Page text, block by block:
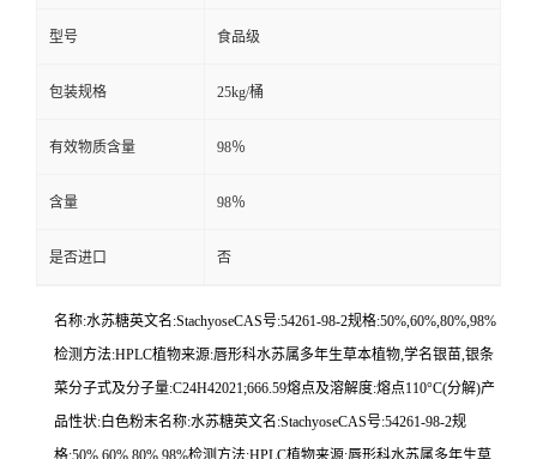
型号 食品级
包装规格 25kg/桶
有效物质含量 98％
含量 98％
是否进口 否
名称:水苏糖英文名:StachyoseCAS号:54261-98-2规格:50%,60%,80%,98%
检测方法:HPLC植物来源:唇形科水苏属多年生草本植物,学名银苗,银条
菜分子式及分子量:C24H42021;666.59熔点及溶解度:熔点110°C(分解)产
品性状:白色粉末名称:水苏糖英文名:StachyoseCAS号:54261-98-2规